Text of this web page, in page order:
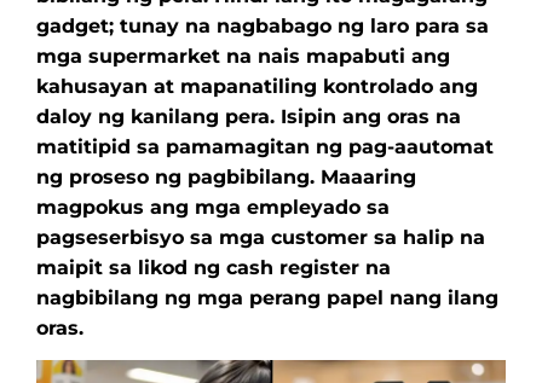
gadget; tunay na nagbabago ng laro para sa
mga supermarket na nais mapabuti ang
kahusayan at mapanatiling kontrolado ang
daloy ng kanilang pera. Isipin ang oras na
matitipid sa pamamagitan ng pag-aautomat
ng proseso ng pagbibilang. Maaaring
magpokus ang mga empleyado sa
pagseserbisyo sa mga customer sa halip na
maipit sa likod ng cash register na
nagbibilang ng mga perang papel nang ilang
oras.